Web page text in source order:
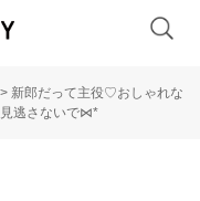
> 新郎だって主役♡おしゃれな
見逃さないで⋈*